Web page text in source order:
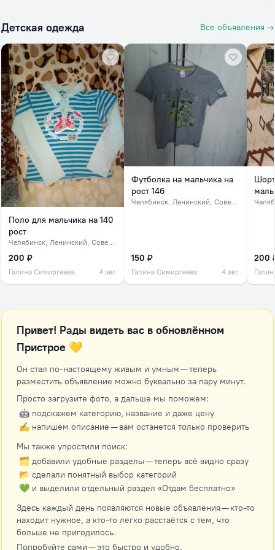
Детская одежда Все объявления →
Поло для мальчика на 140
рост
Челябинск, Ленинский, Советский, северок
200 ₽
Галина Симиргеева 4 авг.
Футболка на мальчика на
рост 146
Челябинск, Ленинский, Советский, северок
150 ₽
Галина Симиргеева 4 авг.
200
Привет! Рады видеть вас в обновлённом
Пристрое 💛
Он стал по-настоящему живым и умным — теперь
разместить объявление можно буквально за пару минут.
Просто загрузите фото, а дальше мы поможем:
🤖 подскажем категорию, название и даже цену
✍️ напишем описание — вам останется только проверить
Мы также упростили поиск:
🗂 добавили удобные разделы — теперь всё видно сразу
📂 сделали понятный выбор категорий
💚 и выделили отдельный раздел «Отдам бесплатно»
Здесь каждый день появляются новые объявления — кто-то
находит нужное, а кто-то легко расстаётся с тем, что
больше не пригодилось.
Попробуйте сами — это быстро и удобно.